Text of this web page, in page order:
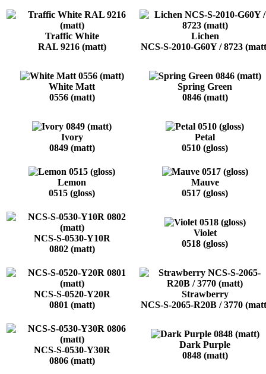
Traffic White
RAL 9216 (matt)
Lichen
NCS-S-2010-G60Y / 8723
White Matt
0556 (matt)
Spring Green
0846 (matt)
Ivory
0849 (matt)
Petal
0510 (gloss)
Lemon
0515 (gloss)
Mauve
0517 (gloss)
NCS-S-0530-Y10R
0802 (matt)
Violet
0518 (gloss)
NCS-S-0520-Y20R
0801 (matt)
Strawberry
NCS-S-2065-R20B / 3770
NCS-S-0530-Y30R
0806 (matt)
Dark Purple
0848 (matt)